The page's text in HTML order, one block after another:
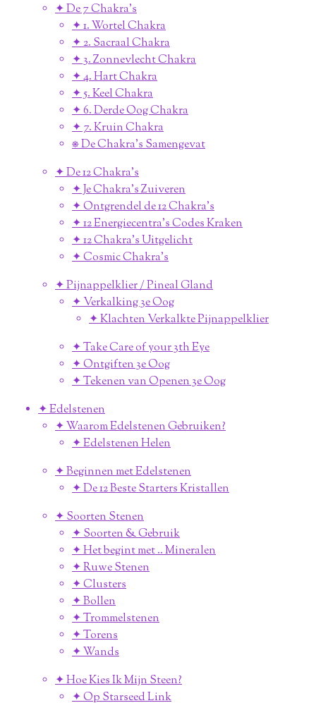
✦ De 7 Chakra's
✦ 1. Wortel Chakra
✦ 2. Sacraal Chakra
✦ 3. Zonnevlecht Chakra
✦ 4. Hart Chakra
✦ 5. Keel Chakra
✦ 6. Derde Oog Chakra
✦ 7. Kruin Chakra
⎈ De Chakra's Samengevat
✦ De 12 Chakra's
✦ Je Chakra's Zuiveren
✦ Ontgrendel de 12 Chakra's
✦ 12 Energiecentra's Codes Kraken
✦ 12 Chakra's Uitgelicht
✦ Cosmic Chakra's
✦ Pijnappelklier / Pineal Gland
✦ Verkalking 3e Oog
✦ Klachten Verkalkte Pijnappelklier
✦ Take Care of your 3th Eye
✦ Ontgiften 3e Oog
✦ Tekenen van Openen 3e Oog
✦ Edelstenen
✦ Waarom Edelstenen Gebruiken?
✦ Edelstenen Helen
✦ Beginnen met Edelstenen
✦ De 12 Beste Starters Kristallen
✦ Soorten Stenen
✦ Soorten & Gebruik
✦ Het begint met .. Mineralen
✦ Ruwe Stenen
✦ Clusters
✦ Bollen
✦ Trommelstenen
✦ Torens
✦ Wands
✦ Hoe Kies Ik Mijn Steen?
✦ Op Starseed Link